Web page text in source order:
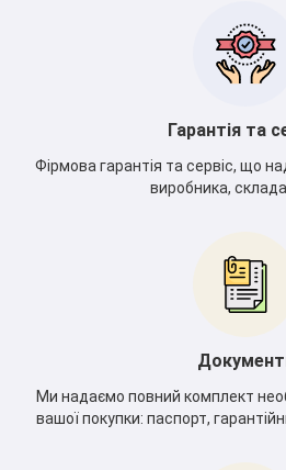
Гарантія та
Фірмова гарантія та сервіс, що
виробника,
Ми надаємо повний комплект
вашої покупки: паспорт,